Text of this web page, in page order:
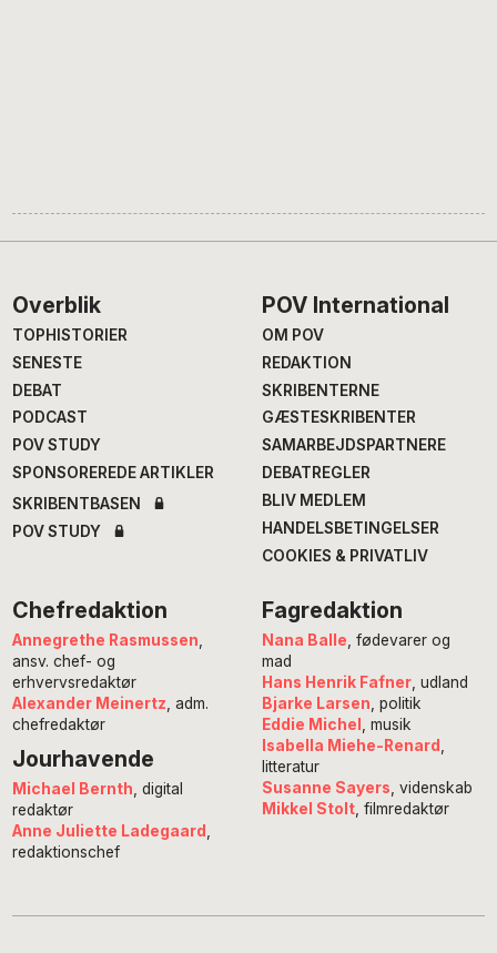
Footer
Overblik
TOPHISTORIER
SENESTE
DEBAT
PODCAST
POV STUDY
SPONSOREREDE ARTIKLER
SKRIBENTBASEN
POV STUDY
POV International
OM POV
REDAKTION
SKRIBENTERNE
GÆSTESKRIBENTER
SAMARBEJDSPARTNERE
DEBATREGLER
BLIV MEDLEM
HANDELSBETINGELSER
COOKIES & PRIVATLIV
Chefredaktion
Annegrethe Rasmussen
ansv. chef- og
erhvervsredaktør
Alexander Meinertz , adm.
chefredaktør
Jourhavende
Michael Bernth , digital
redaktør
Anne Juliette Ladegaard
redaktionschef
Fagredaktion
Nana Balle , fødevarer og
mad
Hans Henrik Fafner, udland
Bjarke Larsen , politik
Eddie Michel
, musik
Isabella Miehe-Renard
litteratur
Susanne Sayers , videnskab
Mikkel Stolt, filmredaktør